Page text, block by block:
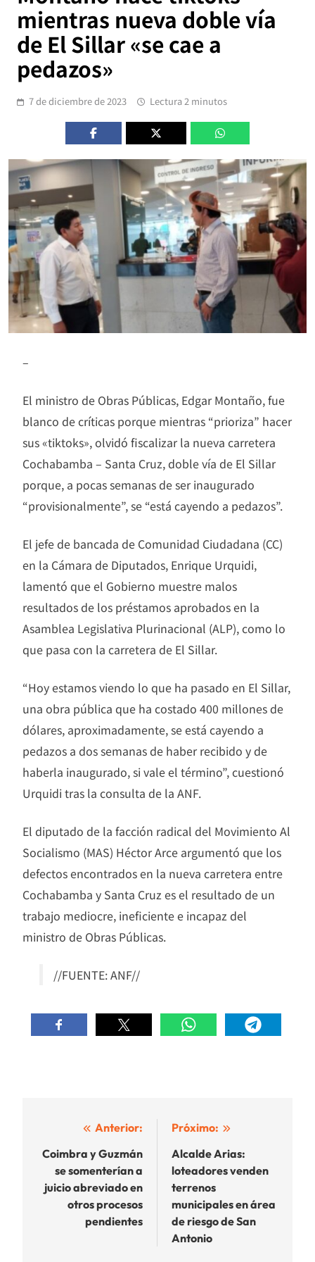
mientras nueva doble vía
de El Sillar «se cae a
pedazos»
7 de diciembre de 2023 Lectura 2 minutos
–
El ministro de Obras Públicas, Edgar Montaño, fue
blanco de críticas porque mientras “prioriza” hacer
sus «tiktoks», olvidó fiscalizar la nueva carretera
Cochabamba – Santa Cruz, doble vía de El Sillar
porque, a pocas semanas de ser inaugurado
“provisionalmente”, se “está cayendo a pedazos”.
El jefe de bancada de Comunidad Ciudadana (CC)
en la Cámara de Diputados, Enrique Urquidi,
lamentó que el Gobierno muestre malos
resultados de los préstamos aprobados en la
Asamblea Legislativa Plurinacional (ALP), como lo
que pasa con la carretera de El Sillar.
“Hoy estamos viendo lo que ha pasado en El Sillar,
una obra pública que ha costado 400 millones de
dólares, aproximadamente, se está cayendo a
pedazos a dos semanas de haber recibido y de
haberla inaugurado, si vale el término”, cuestionó
Urquidi tras la consulta de la ANF.
El diputado de la facción radical del Movimiento Al
Socialismo (MAS) Héctor Arce argumentó que los
defectos encontrados en la nueva carretera entre
Cochabamba y Santa Cruz es el resultado de un
trabajo mediocre, ineficiente e incapaz del
ministro de Obras Públicas.
//FUENTE: ANF//
Navegación
de
entradas
Anterior:
Coimbra y Guzmán
se somenterían a
juicio abreviado en
otros procesos
pendientes
Próximo:
Alcalde Arias:
loteadores venden
terrenos
municipales en área
de riesgo de San
Antonio